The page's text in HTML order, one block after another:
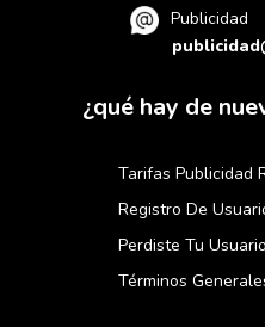
Publicidad
¿qué hay de
Tarifas Publicidad
Registro De
Perdiste Tu
Términos